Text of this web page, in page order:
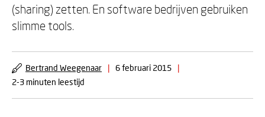
(sharing) zetten. En software bedrijven gebruiken
slimme tools.
Bertrand Weegenaar | 6 februari 2015
|
2-3 minuten leestijd